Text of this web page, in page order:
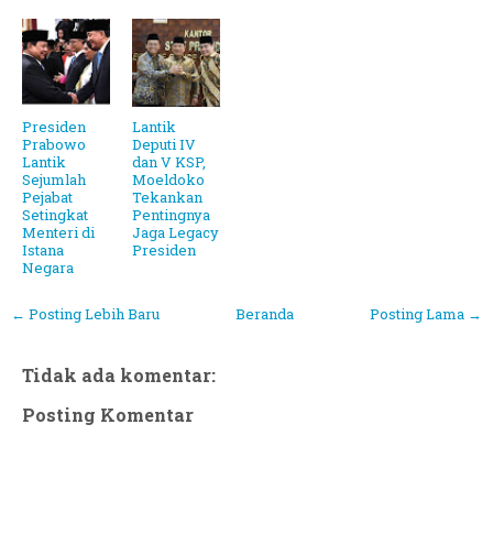
Presiden
Prabowo
Lantik
Sejumlah
Pejabat
Setingkat
Menteri di
Istana
Negara
Lantik
Deputi IV
dan V KSP,
Moeldoko
Tekankan
Pentingnya
Jaga Legacy
Presiden
← Posting Lebih Baru Posting Lama →
Beranda
Tidak ada komentar:
Posting Komentar